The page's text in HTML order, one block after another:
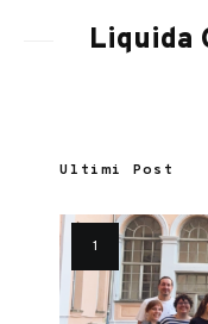
Liquida
Ultimi Post